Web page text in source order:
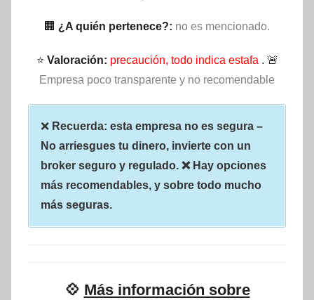
🏢 ¿A quién pertenece?: no es mencionado.
⭐ Valoración: precaución, todo indica estafa . 🚨
Empresa poco transparente y no recomendable
❌ Recuerda: esta empresa no es segura –
No arriesgues tu dinero, invierte con un
broker seguro y regulado. ❌ Hay opciones
más recomendables, y sobre todo mucho
más seguras.
💠 Más información sobre